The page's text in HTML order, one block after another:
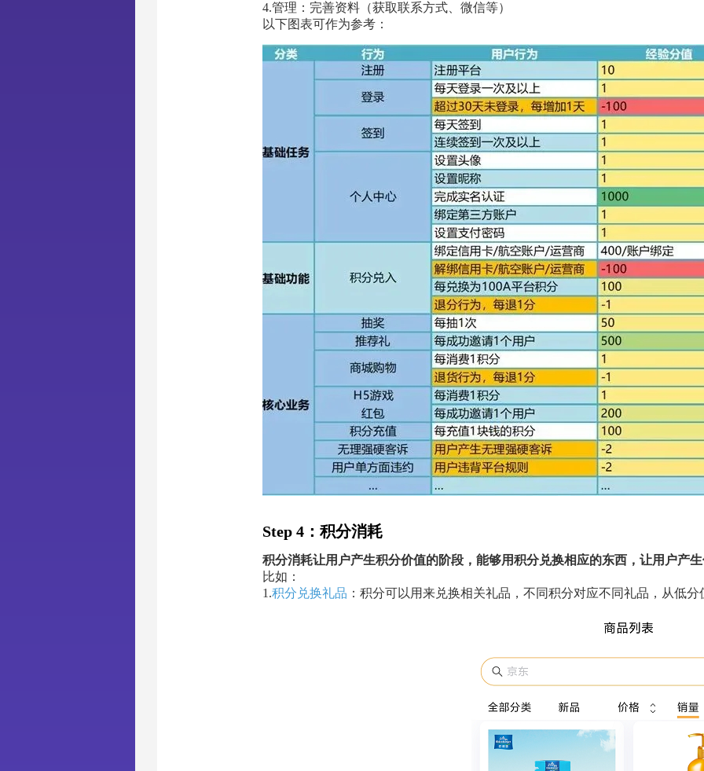
4.管理：完善资料（获取联系方式、微信等）
以下图表可作为参考：
Step 4：积分消耗
积分消耗让用户产生积分价值的阶段，能够用积分兑换相应的东西，让用户产
比如：
1.积分兑换礼品 ：积分可以用来兑换相关礼品，不同积分对应不同礼品，从低